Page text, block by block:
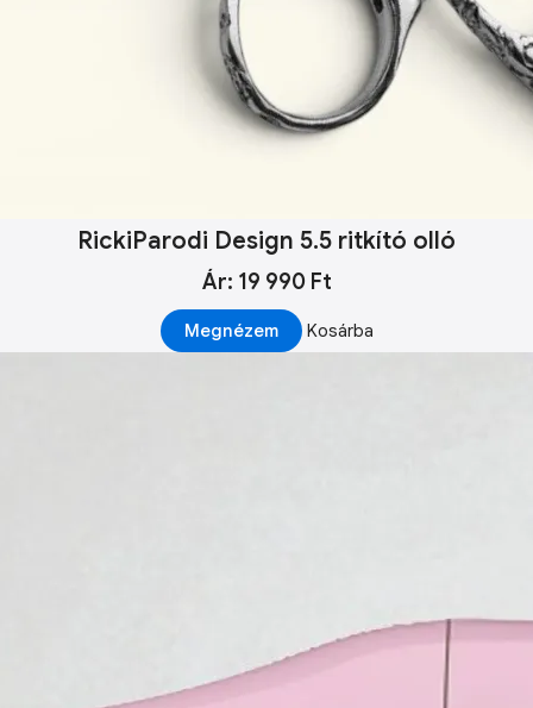
RickiParodi Design 5.5 ritkító olló
Ár: 19 990 Ft
Megnézem Kosárba